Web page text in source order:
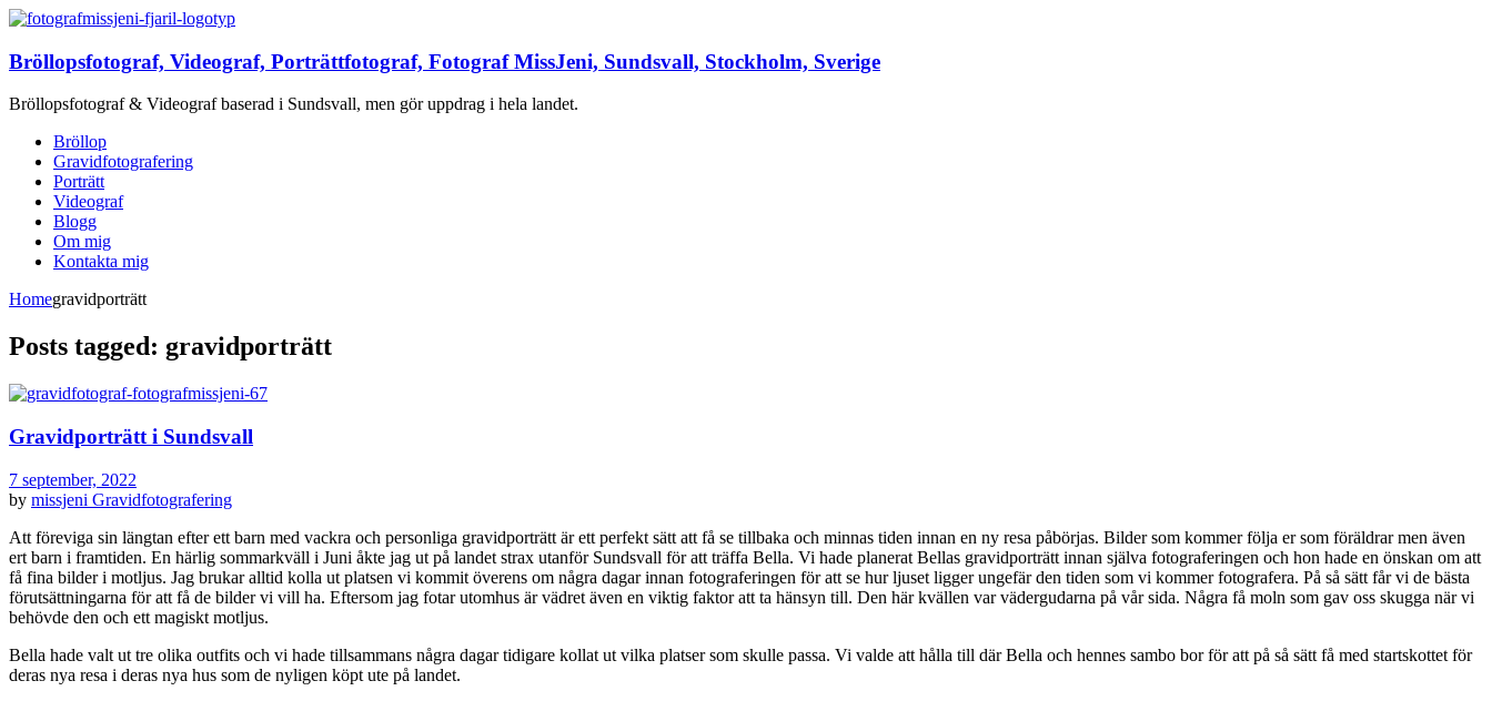
Bröllopsfotograf, Videograf, Porträttfotograf, Fotograf MissJeni, Sundsvall, Stockholm, Sverige
Bröllopsfotograf & Videograf baserad i Sundsvall, men gör uppdrag i hela landet.
Bröllop
Gravidfotografering
Porträtt
Videograf
Blogg
Om mig
Kontakta mig
Homegravidporträtt
Posts tagged: gravidporträtt
Gravidporträtt i Sundsvall
7 september, 2022
by missjeni Gravidfotografering
Att föreviga sin längtan efter ett barn med vackra och personliga gravidporträtt är ett perfekt sätt att få se tillbaka och minnas tiden innan en ny resa påbörjas. Bilder som kommer följa er som föräldrar men även
ert barn i framtiden. En härlig sommarkväll i Juni åkte jag ut på landet strax utanför Sundsvall för att träffa Bella. Vi hade planerat Bellas gravidporträtt innan själva fotograferingen och hon hade en önskan om att
få fina bilder i motljus. Jag brukar alltid kolla ut platsen vi kommit överens om några dagar innan fotograferingen för att se hur ljuset ligger ungefär den tiden som vi kommer fotografera. På så sätt får vi de bästa
förutsättningarna för att få de bilder vi vill ha. Eftersom jag fotar utomhus är vädret även en viktig faktor att ta hänsyn till. Den här kvällen var vädergudarna på vår sida. Några få moln som gav oss skugga när vi
behövde den och ett magiskt motljus.
Bella hade valt ut tre olika outfits och vi hade tillsammans några dagar tidigare kollat ut vilka platser som skulle passa. Vi valde att hålla till där Bella och hennes sambo bor för att på så sätt få med startskottet för
deras nya resa i deras nya hus som de nyligen köpt ute på landet.